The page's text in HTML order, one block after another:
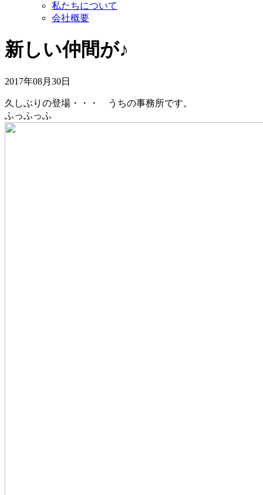
私たちについて
会社概要
新しい仲間が♪
2017年08月30日
久しぶりの登場・・・ うちの事務所です。
ふっふっふ